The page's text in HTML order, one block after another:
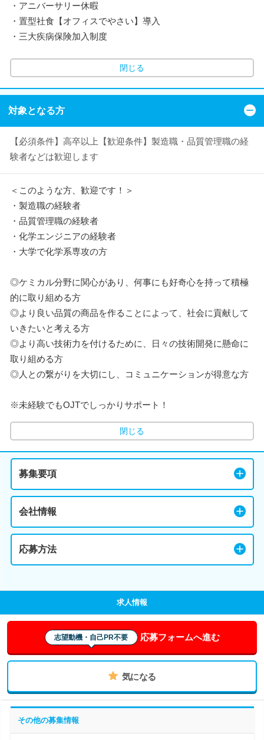
・アニバーサリー休暇
・置型社食【オフィスでやさい】導入
・三大疾病保険加入制度
閉じる
対象となる方
【必須条件】高卒以上【歓迎条件】製造職・品質管理職の経
験者などは歓迎します
＜このような方、歓迎です！＞
・製造職の経験者
・品質管理職の経験者
・化学エンジニアの経験者
・大学で化学系専攻の方
◎ケミカル分野に関心があり、何事にも好奇心を持って積極
的に取り組める方
◎より良い品質の商品を作ることによって、社会に貢献して
いきたいと考える方
◎より高い技術力を付けるために、日々の技術開発に懸命に
取り組める方
◎人との繋がりを大切にし、コミュニケーションが得意な方
※未経験でもOJTでしっかりサポート！
閉じる
募集要項
会社情報
応募方法
求人情報
志望動機・自己PR不要 応募フォームへ進む
気になる
その他の募集情報